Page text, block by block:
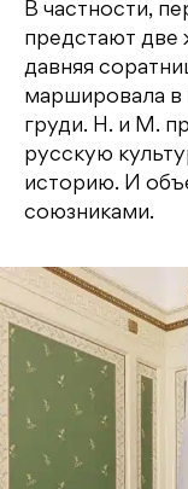
В частности,
предстают две
давняя
маршировала в
груди. Н. и М.
русскую
историю. И
союзниками.